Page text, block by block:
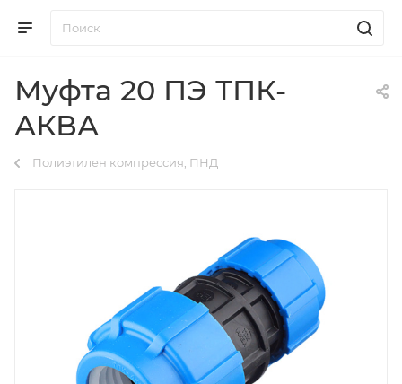
Муфта 20 ПЭ ТПК-
АКВА
Полиэтилен компрессия, ПНД